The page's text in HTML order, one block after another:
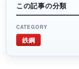
この記事の分類
CATEGORY
鉄鋼